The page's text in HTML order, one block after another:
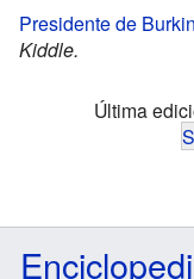
Presidente de
Kiddle.
Última